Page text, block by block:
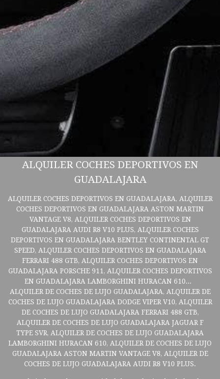
ALQUILER COCHES DEPORTIVOS EN
GUADALAJARA
ALQUILER COCHES DEPORTIVOS EN GUADALAJARA, ALQUILER
COCHES DEPORTIVOS EN GUADALAJARA ASTON MARTIN
VANTAGE V8, ALQUILER COCHES DEPORTIVOS EN
GUADALAJARA AUDI R8 V10 PLUS, ALQUILER COCHES
DEPORTIVOS EN GUADALAJARA BENTLEY CONTINENTAL GT
SPEED, ALQUILER COCHES DEPORTIVOS EN GUADALAJARA
FERRARI 488 GTB, ALQUILER COCHES DEPORTIVOS EN
GUADALAJARA PORSCHE 911, ALQUILER COCHES DEPORTIVOS
EN GUADALAJARA LAMBORGHINI HURACAN 610...
ALQUILER DE COCHES DE LUJO GUADALAJARA, ALQUILER DE
COCHES DE LUJO GUADALAJARA DODGE VIPER V10, ALQUILER
DE COCHES DE LUJO GUADALAJARA FERRARI 488 GTB,
ALQUILER DE COCHES DE LUJO GUADALAJARA JAGUAR F
TYPE SVR, ALQUILER DE COCHES DE LUJO GUADALAJARA
LAMBORGHINI HURACAN 610, ALQUILER DE COCHES DE LUJO
GUADALAJARA ASTON MARTIN VANTAGE V8, ALQUILER DE
COCHES DE LUJO GUADALAJARA AUDI R8 V10 PLUS.